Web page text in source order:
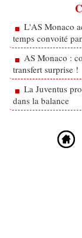
L'AS Monaco
temps convoité
AS Monaco :
transfert surprise !
La Juventus
dans la balance